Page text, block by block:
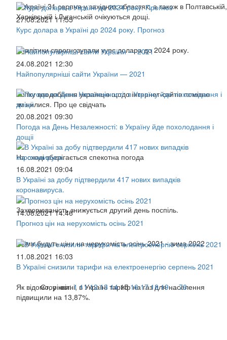
В Україні 31 серпня у західних областях, а також в Полтавській,
Харківській і Луганській очікуються дощі.
27.08.2021 11:55
Курс долара в Україні до 2024 року. Прогноз
Аналітики спрогнозували курс долара до 2024 року.
24.08.2021 12:30
Найпопулярніші сайти України — 2021
Улітку вподобання українців щодо інтернет-сайтів помітно
змінилися. Про це свідчать
20.08.2021 09:30
Погода на День Незалежності: в Україну йде похолодання і
дощіі
На сході зберігається спекотна погода
16.08.2021 09:04
В Україні за добу підтвердили 417 нових випадків
коронавируса.
Захворюваність знижується другий день поспіль.
14.08.2021 14:46
Прогноз цін на нерухомість осінь 2021
Якіми будуть ціни на нерухомість осінь 2021 - зима 2022
11.08.2021 16:03
В Україні снизили тарифи на електроенергію серпень 2021
Як відомо, у квітні, в Україні тариф на газ для населення
підвищили на 13,87%.
Сторінки: 1 11 12 13 14 15 16 17 18 19 ...76